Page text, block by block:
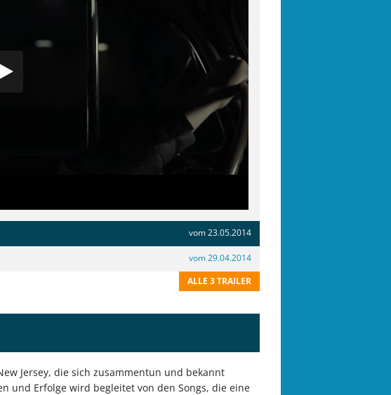
vom 23.05.2014
vom 29.04.2014
ALLE 3 TRAILER
Jersey, die sich zusammentun und bekannt
und Erfolge wird begleitet von den Songs, die eine